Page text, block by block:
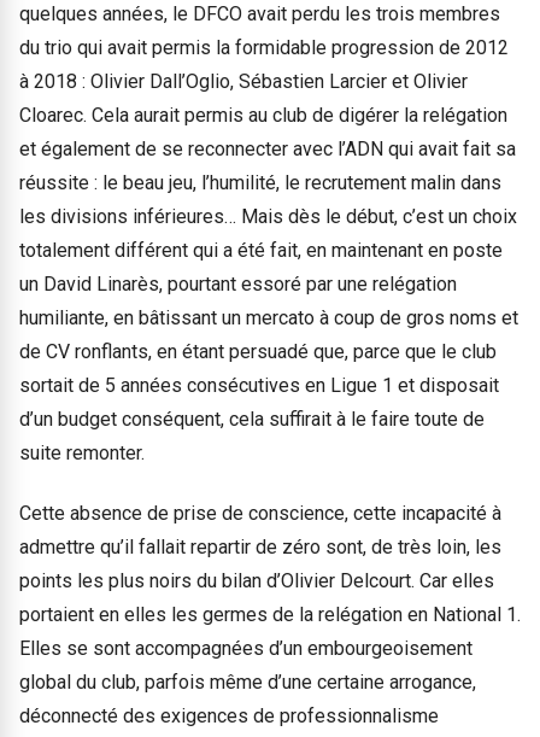
quelques années, le DFCO avait perdu les trois membres
du trio qui avait permis la formidable progression de 2012
à 2018 : Olivier Dall’Oglio, Sébastien Larcier et Olivier
Cloarec. Cela aurait permis au club de digérer la relégation
et également de se reconnecter avec l’ADN qui avait fait sa
réussite : le beau jeu, l’humilité, le recrutement malin dans
les divisions inférieures… Mais dès le début, c’est un choix
totalement différent qui a été fait, en maintenant en poste
un David Linarès, pourtant essoré par une relégation
humiliante, en bâtissant un mercato à coup de gros noms et
de CV ronflants, en étant persuadé que, parce que le club
sortait de 5 années consécutives en Ligue 1 et disposait
d’un budget conséquent, cela suffirait à le faire toute de
suite remonter.
Cette absence de prise de conscience, cette incapacité à
admettre qu’il fallait repartir de zéro sont, de très loin, les
points les plus noirs du bilan d’Olivier Delcourt. Car elles
portaient en elles les germes de la relégation en National 1.
Elles se sont accompagnées d’un embourgeoisement
global du club, parfois même d’une certaine arrogance,
déconnecté des exigences de professionnalisme